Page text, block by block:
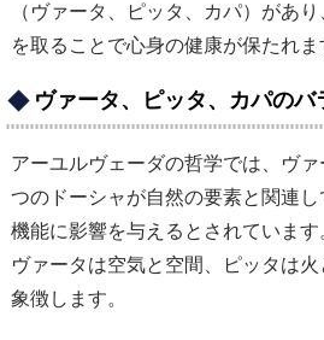
（ヴァータ、ピッタ、カパ）があ
を取ることで心身の健康が保たれま
ヴァータ、ピッタ、カパのバ
アーユルヴェーダの哲学では、ヴ
つのドーシャが自然の要素と関連
機能に影響を与えるとされています
ヴァータは空気と空間、ピッタは
象徴します。